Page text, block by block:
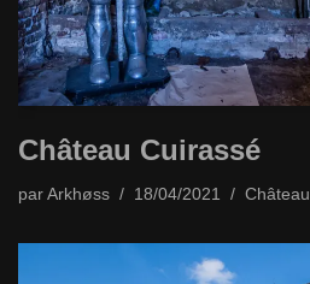
Château Cuirassé
par Arkhøss 18/04/2021 Château